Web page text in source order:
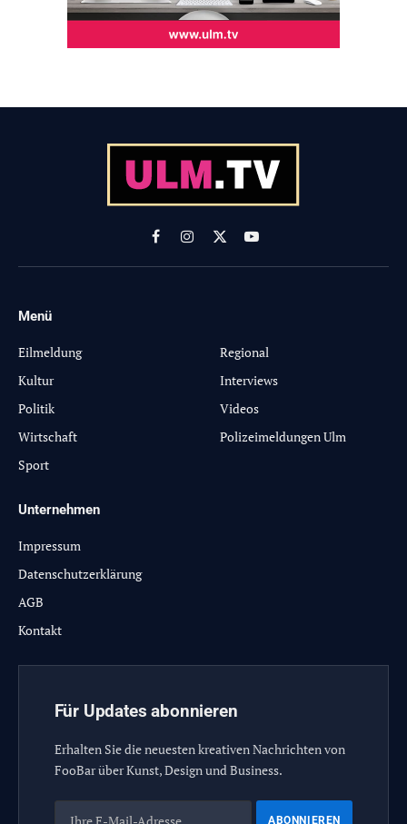
FacebookInstagram
X
(Twitter)
YouTube
Menü
Eilmeldung
Kultur
Politik
Wirtschaft
Sport
Regional
Interviews
Videos
Polizeimeldungen Ulm
Unternehmen
Impressum
Datenschutzerklärung
AGB
Kontakt
Für Updates abonnieren
Erhalten Sie die neuesten kreativen Nachrichten von
FooBar über Kunst, Design und Business.